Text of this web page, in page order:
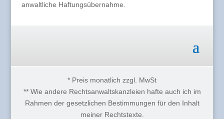
anwaltliche Haftungsübernahme.
* Preis monatlich zzgl. MwSt
** Wie andere Rechtsanwaltskanzleien hafte auch ich im
Rahmen der gesetzlichen Bestimmungen für den Inhalt
meiner Rechtstexte.